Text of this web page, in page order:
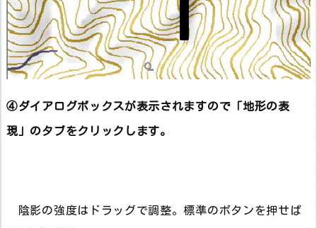
④ダイアログボックスが表示されますので「地形の表
現」のタブをクリックします。
陰影の強度はドラッグで調整。標準のボタンを押せば